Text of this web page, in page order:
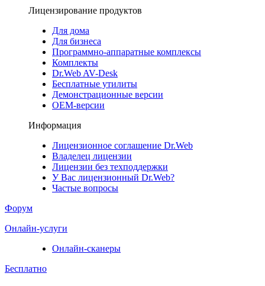
Лицензирование продуктов
Для дома
Для бизнеса
Программно-аппаратные комплексы
Комплекты
Dr.Web AV-Desk
Бесплатные утилиты
Демонстрационные версии
ОЕМ-версии
Информация
Лицензионное соглашение Dr.Web
Владелец лицензии
Лицензии без техподдержки
У Вас лицензионный Dr.Web?
Частые вопросы
Форум
Онлайн-услуги
Онлайн-сканеры
Бесплатно